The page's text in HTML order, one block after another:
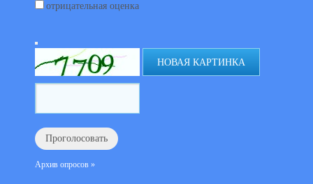
отрицательная оценка
НОВАЯ КАРТИНКА
Архив опросов »